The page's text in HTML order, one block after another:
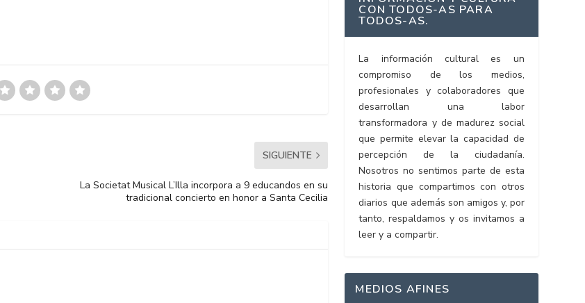
SIGUIENTE
La Societat Musical L’Illa incorpora a 9 educandos en su
tradicional concierto en honor a Santa Cecilia
CON TODOS-AS PARA
TODOS-AS.
La información cultural es un
compromiso de los medios,
profesionales y colaboradores que
desarrollan una labor
transformadora y de madurez social
que permite elevar la capacidad de
percepción de la ciudadanía.
Nosotros no sentimos parte de esta
historia que compartimos con otros
diarios que además son amigos y, por
tanto, respaldamos y os invitamos a
leer y a compartir.
MEDIOS AFINES